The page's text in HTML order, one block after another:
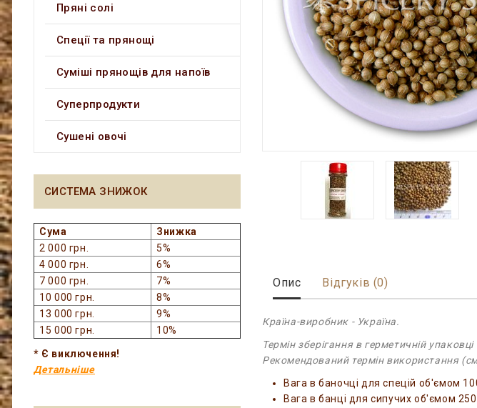
Пряні солі
Спеції та прянощі
Суміші прянощів для напоїв
Суперпродукти
Сушені овочі
СИСТЕМА ЗНИЖОК
Сума
Знижка
2 000 грн.
5%
4 000 грн.
6%
7 000 грн.
7%
10 000 грн.
8%
13 000 грн.
9%
15 000 грн.
10%
* Є виключення!
Детальніше
Опис Відгуків (0)
Країна-виробник - Україна.
Термін зберігання в герметичній
Рекомендований термін використання
Вага в баночці для спецій об'ємом
Вага в банці для сипучих об'ємом